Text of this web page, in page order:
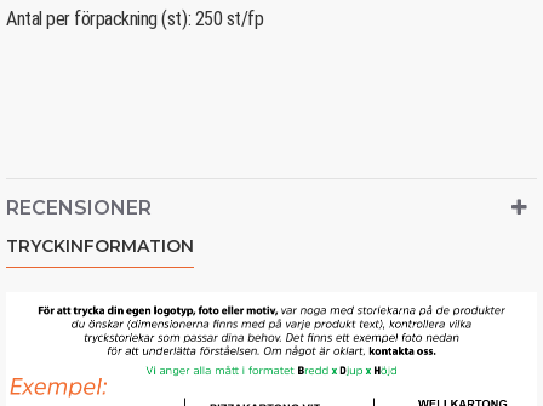
Antal per förpackning (st): 250 st/fp
RECENSIONER
TRYCKINFORMATION